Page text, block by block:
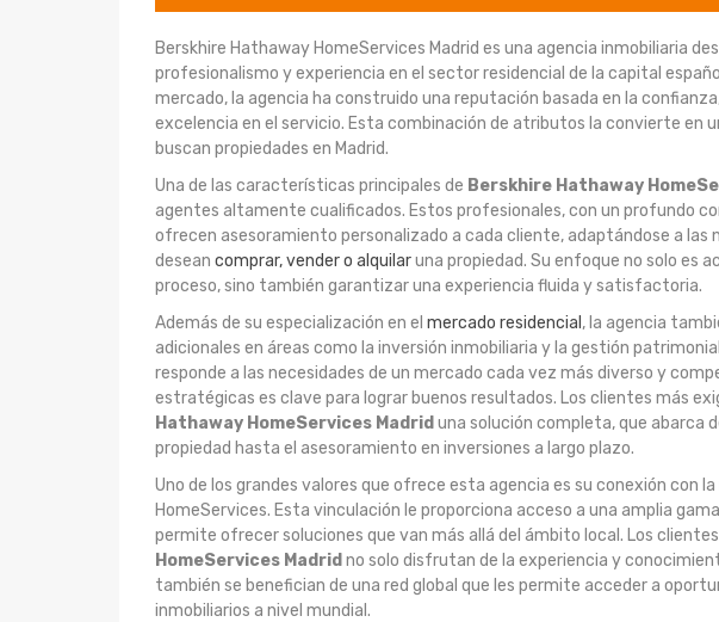
Berskhire Hathaway HomeServices Madrid es una agencia inmobiliaria
profesionalismo y experiencia en el sector residencial de la capital
mercado, la agencia ha construido una reputación basada en la
excelencia en el servicio. Esta combinación de atributos la convierte en
buscan propiedades en Madrid.
Una de las características principales de Berskhire Hathaway
agentes altamente cualificados. Estos profesionales, con un profundo
ofrecen asesoramiento personalizado a cada cliente, adaptándose a las
desean comprar, vender o alquilaruna propiedad. Su enfoque no solo es
proceso, sino también garantizar una experiencia fluida y satisfactoria.
Además de su especialización en el mercado residencial , la agencia
adicionales en áreas como la inversión inmobiliaria y la gestión
responde a las necesidades de un mercado cada vez más diverso y
estratégicas es clave para lograr buenos resultados. Los clientes más
Hathaway HomeServices Madrid una solución completa, que abarca
propiedad hasta el asesoramiento en inversiones a largo plazo.
Uno de los grandes valores que ofrece esta agencia es su conexión con
HomeServices. Esta vinculación le proporciona acceso a una amplia
permite ofrecer soluciones que van más allá del ámbito local. Los
HomeServices Madrid no solo disfrutan de la experiencia y
también se benefician de una red global que les permite acceder a
inmobiliarios a nivel mundial.